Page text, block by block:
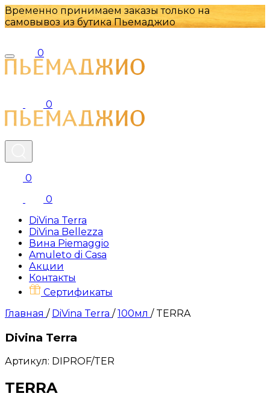
Временно принимаем заказы только на
самовывоз из бутика Пьемаджио
0
0
0
0
DiVina Terra
DiVina Bellezza
Вина Piemaggio
Amuleto di Casa
Акции
Контакты
Сертификаты
Главная / DiVina Terra /100мл / TERRA
Divina Terra
Артикул: DIPROF/TER
TERRA